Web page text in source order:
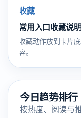
收藏
常用入口收藏说
收藏动作放到卡片
容。
今日趋势排行
按热度、阅读与